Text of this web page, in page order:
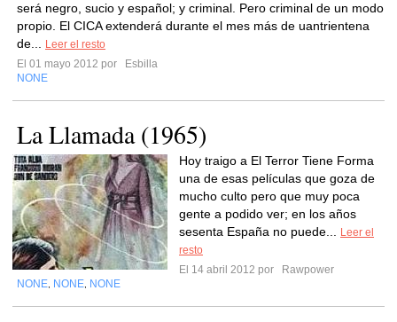
será negro, sucio y español; y criminal. Pero criminal de un modo
propio. El CICA extenderá durante el mes más de uantrientena
de...
Leer el resto
El 01 mayo 2012 por
Esbilla
NONE
La Llamada (1965)
Hoy traigo a El Terror Tiene Forma
una de esas películas que goza de
mucho culto pero que muy poca
gente a podido ver; en los años
sesenta España no puede...
Leer el
resto
El 14 abril 2012 por
Rawpower
NONE NONE NONE